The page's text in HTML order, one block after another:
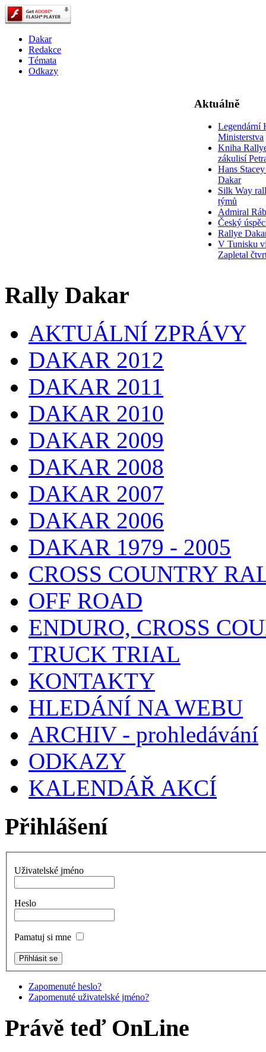
Dakar
Redakce
Témata
Odkazy
Aktuálně
Legendární
Ministerstva
Kniha
zákulisí
Hans
Dakar
Silk Way
týmů
Admiral
Český
Rallye
V Tunisku
Zapletal
Rally Dakar
AKTUÁLNÍ ZPRÁVY
DAKAR 2012
DAKAR 2011
DAKAR 2010
DAKAR 2009
DAKAR 2008
DAKAR 2007
DAKAR 2006
DAKAR 1979 - 2005
CROSS COUNTRY
OFF ROAD
ENDURO, CROSS
TRUCK TRIAL
KONTAKTY
HLEDÁNÍ NA WEBU
ARCHIV - prohledávání
ODKAZY
KALENDÁŘ AKCÍ
Přihlášení
Uživatelské jméno
Heslo
Pamatuj si mne
Zapomenuté heslo?
Zapomenuté uživatelské jméno?
Právě teď OnLine